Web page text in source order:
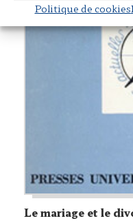
Politique de cookies
Le mariage et le